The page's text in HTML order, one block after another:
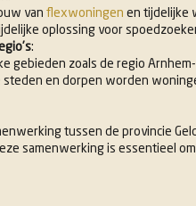
van flexwoningen en tijdelijke
oplossing voor
:
gebieden zoals de regio
steden en dorpen worden
tussen de provincie
samenwerking is essentieel